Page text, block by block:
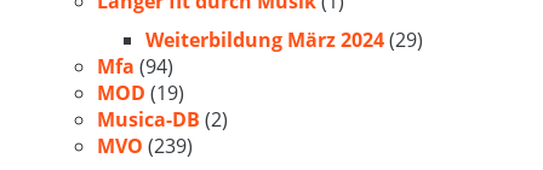
Weiterbildung März 2024(29)
Mfa (94)
MOD (19)
Musica-DB (2)
MVO (239)